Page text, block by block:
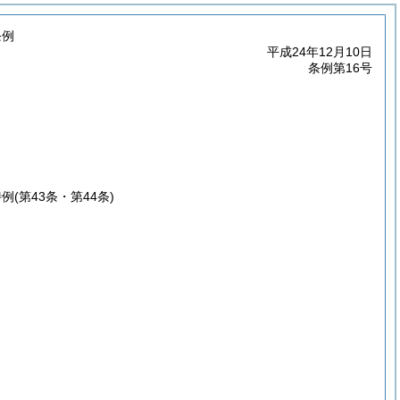
平成24年12月10日
条例第16号
(第43条・第44条)